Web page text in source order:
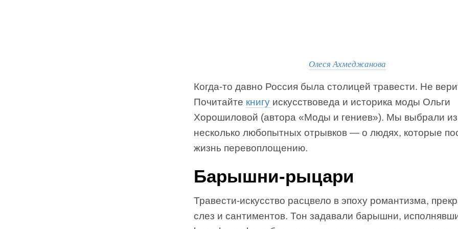
Олеся Ахмеджанова
Когда-то давно Россия была столицей травести. Не
Почитайте книгу искусствоведа и историка моды Ольги
Хорошиловой (автора «Моды и гениев»). Мы выбрали
несколько любопытных отрывков — о людях, которые
жизнь перевоплощению.
Барышни-рыцари
Травести-искусство расцвело в эпоху романтизма,
слез и сантиментов. Тон задавали барышни,